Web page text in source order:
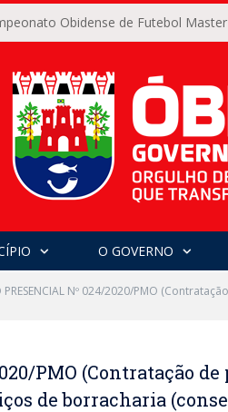
Obidense de Futebol
O GOVERNO
PRESENCIAL Nº 024/2020/PMO
PMO (Contratação de
de borracharia